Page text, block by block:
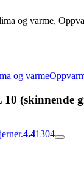
og varme,
og varme
(skinnende
4.41304